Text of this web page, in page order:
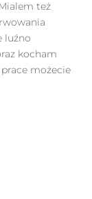
też
luźno
kocham
możecie